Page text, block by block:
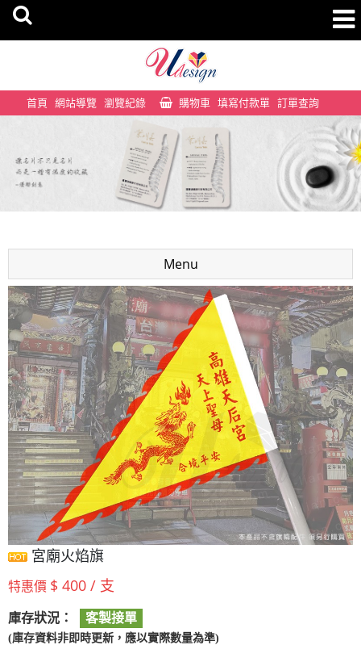
首頁 網站導覽 瀏覽紀錄 購物車 填寫付款單 訂單查詢
Menu
宮廟火焰旗
特惠價 $ 400 / 支
庫存狀況： 客製接單
(庫存資料非即時更新，應以實際數量為準)